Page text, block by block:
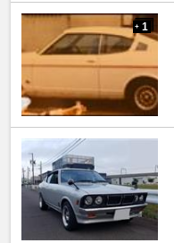
+ 1